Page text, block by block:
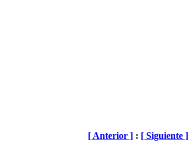
[ Anterior ] : [ Siguiente ]